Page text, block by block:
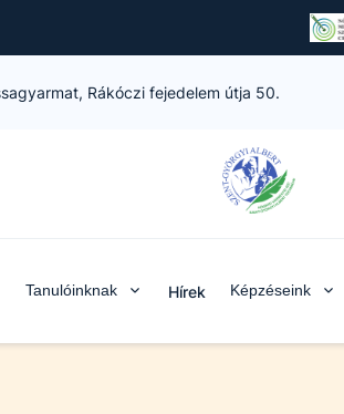
Rákóczi fejedelem útja 50.
Tanulóinknak Hírek Képzéseink